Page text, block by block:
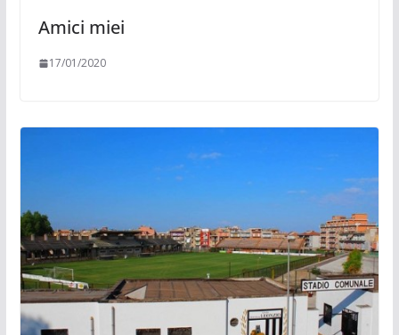
Amici miei
17/01/2020